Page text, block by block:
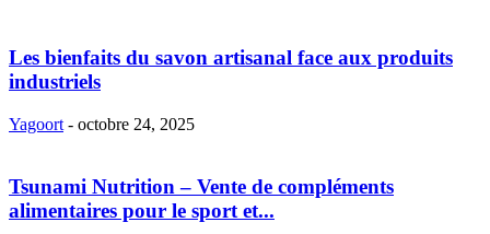
Les bienfaits du savon artisanal face aux produits
industriels
Yagoort - octobre 24, 2025
Tsunami Nutrition – Vente de compléments
alimentaires pour le sport et...